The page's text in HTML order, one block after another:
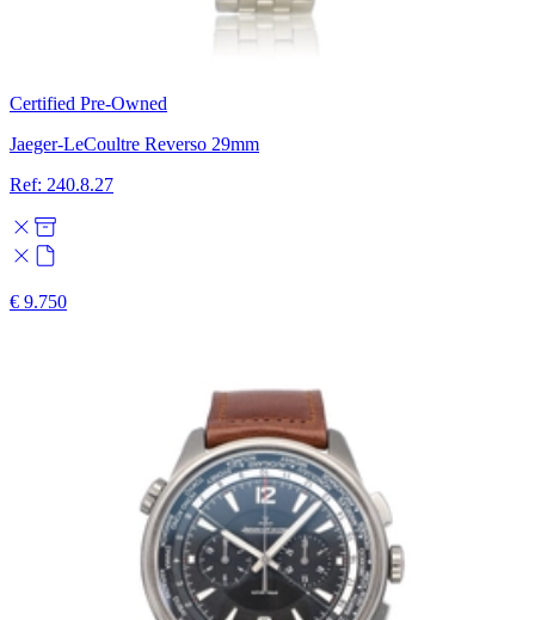
Certified Pre-Owned
Jaeger-LeCoultre Reverso 29mm
Ref: 240.8.27
€ 9.750